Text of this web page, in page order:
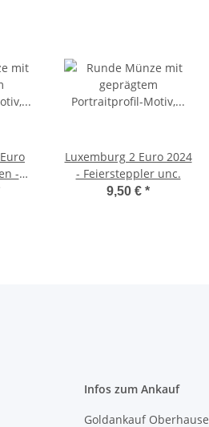
-
Luxemburg 2 Euro 2024
- Feiersteppler unc.
9,50 € *
Infos zum Ankauf
Goldankauf